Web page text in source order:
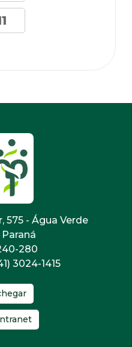
575 - Água Verde
280
3024-1415